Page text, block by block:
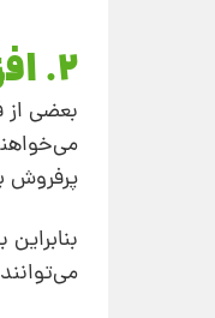
2. افزایش حجم فعالیت‌ها
بعضی از
پرفروش